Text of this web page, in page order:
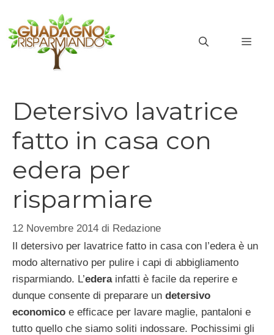
contenuto
Detersivo lavatrice
fatto in casa con
edera per
risparmiare
12 Novembre 2014 di Redazione
Il detersivo per lavatrice fatto in casa con l’edera è un
modo alternativo per pulire i capi di abbigliamento
risparmiando. L’ederainfatti è facile da reperire e
dunque consente di preparare un detersivo
economico e efficace per lavare maglie, pantaloni e
tutto quello che siamo soliti indossare. Pochissimi gli